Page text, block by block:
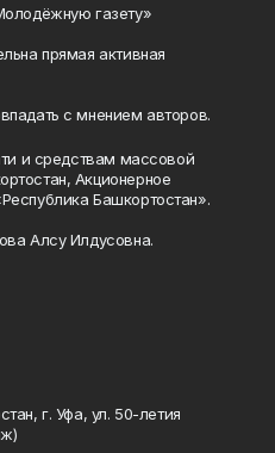
газету»
прямая активная
с мнением авторов.
и средствам массовой
Акционерное
Башкортостан».
Алсу Илдусовна.
г. Уфа, ул. 50-летия